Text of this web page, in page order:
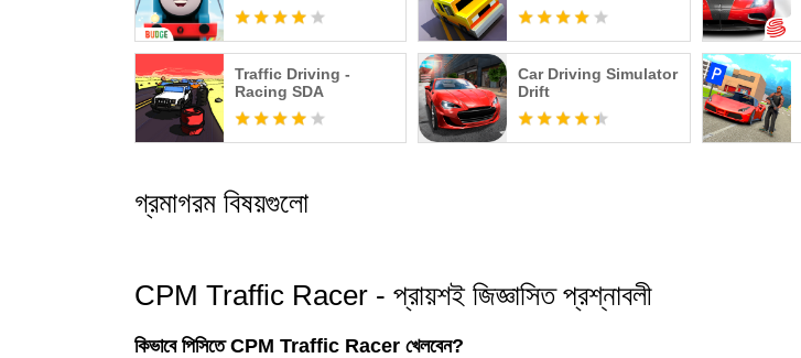
Traffic Driving -
Racing SDA
Car Driving Simulator
Drift
গ্রমাগরম বিষয়গুলো
CPM Traffic Racer - প্রায়শই জিজ্ঞাসিত প্রশ্নাবলী
কিভাবে পিসিতে CPM Traffic Racer খেলবেন?